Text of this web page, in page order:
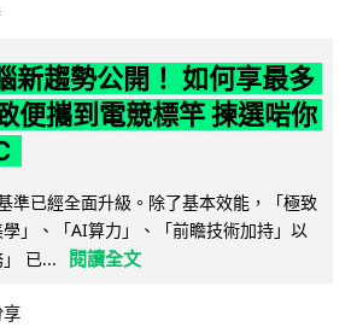
新趨勢公開！ 如何享最多
攜到電競標竿 揀選啱你
準已經全面升級。除了基本效能，「極致
」、「AI算力」、「前瞻技術加持」以
已...
閱讀全文